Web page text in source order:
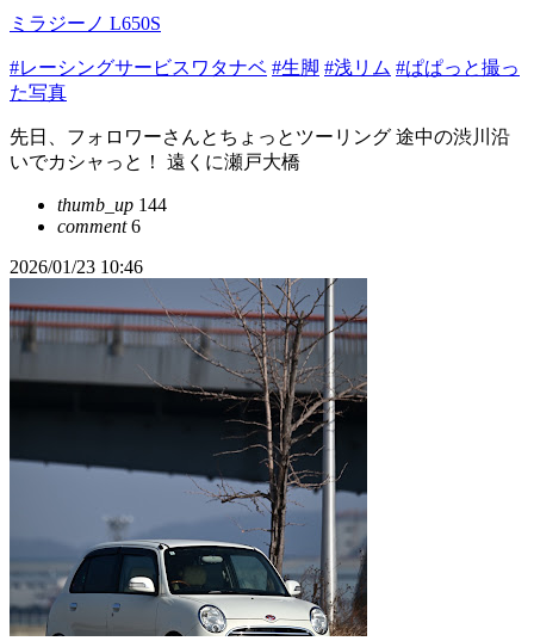
ミラジーノ L650S
#レーシングサービスワタナベ #生脚 #浅リム #ぱぱっと撮っ
た写真
先日、フォロワーさんとちょっとツーリング 途中の渋川沿
いでカシャっと！ 遠くに瀬戸大橋
thumb_up 144
comment6
2026/01/23 10:46